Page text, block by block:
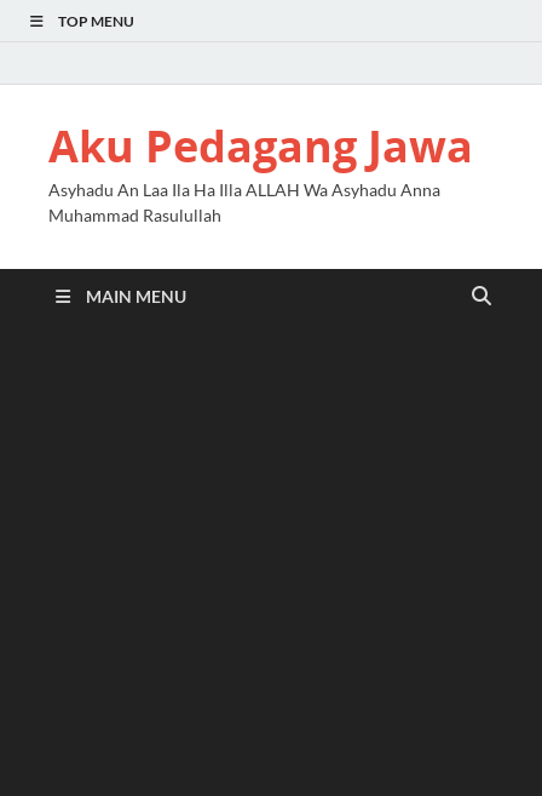
TOP MENU
Aku Pedagang Jawa
Asyhadu An Laa Ila Ha Illa ALLAH Wa Asyhadu Anna
Muhammad Rasulullah
MAIN MENU